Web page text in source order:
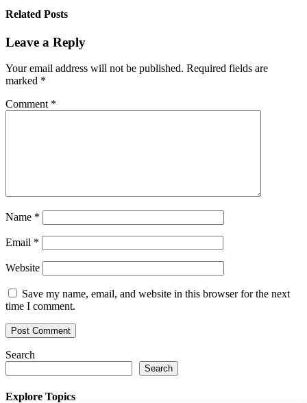
Related Posts
Leave a Reply
Your email address will not be published. Required fields are
marked *
Comment *
Name *
Email *
Website
Save my name, email, and website in this browser for the next
time I comment.
Search
Search
Explore Topics